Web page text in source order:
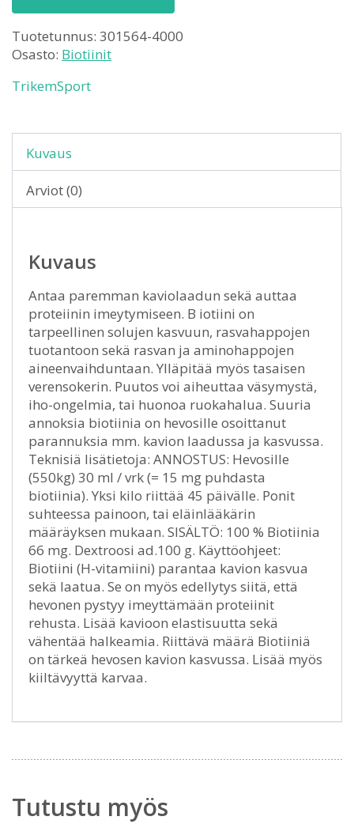
Tuotetunnus: 301564-4000
Osasto: Biotiinit
TrikemSport
Kuvaus
Arviot (0)
Kuvaus
Antaa paremman kaviolaadun sekä auttaa
proteiinin imeytymiseen. B iotiini on
tarpeellinen solujen kasvuun, rasvahappojen
tuotantoon sekä rasvan ja aminohappojen
aineenvaihduntaan. Ylläpitää myös tasaisen
verensokerin. Puutos voi aiheuttaa väsymystä,
iho-ongelmia, tai huonoa ruokahalua. Suuria
annoksia biotiinia on hevosille osoittanut
parannuksia mm. kavion laadussa ja kasvussa.
Teknisiä lisätietoja: ANNOSTUS: Hevosille
(550kg) 30 ml / vrk (= 15 mg puhdasta
biotiinia). Yksi kilo riittää 45 päivälle. Ponit
suhteessa painoon, tai eläinlääkärin
määräyksen mukaan. SISÄLTÖ: 100 % Biotiinia
66 mg. Dextroosi ad.100 g. Käyttöohjeet:
Biotiini (H-vitamiini) parantaa kavion kasvua
sekä laatua. Se on myös edellytys siitä, että
hevonen pystyy imeyttämään proteiinit
rehusta. Lisää kavioon elastisuutta sekä
vähentää halkeamia. Riittävä määrä Biotiiniä
on tärkeä hevosen kavion kasvussa. Lisää myös
kiiltävyyttä karvaa.
Tutustu myös